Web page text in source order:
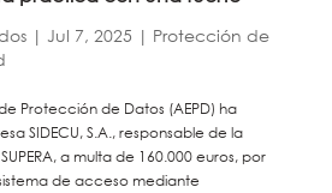
| Jul 7, 2025 | Protección de
Protección de Datos (AEPD) ha
SIDECU, S.A., responsable de la
a multa de 160.000 euros, por
de acceso mediante